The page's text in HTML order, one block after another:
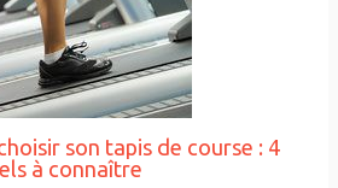
son tapis de course : 4
à connaître